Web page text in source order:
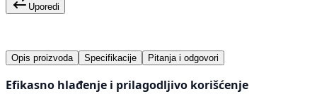
Uporedi
Opis proizvoda Specifikacije Pitanja i odgovori
Efikasno hlađenje i prilagodljivo korišćenje